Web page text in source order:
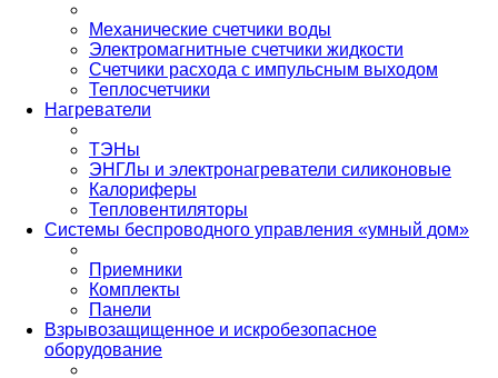
Механические счетчики воды
Электромагнитные счетчики жидкости
Счетчики расхода с импульсным выходом
Теплосчетчики
Нагреватели
ТЭНы
ЭНГЛы и электронагреватели силиконовые
Калориферы
Тепловентиляторы
Системы беспроводного управления «умный дом»
Приемники
Комплекты
Панели
Взрывозащищенное и искробезопасное
оборудование